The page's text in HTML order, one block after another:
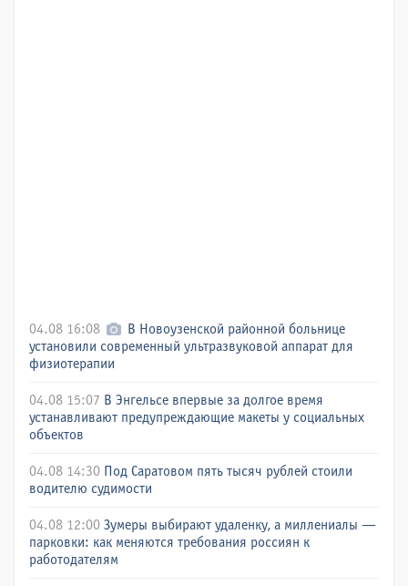
04.08 16:08
В Новоузенской районной больнице
установили современный ультразвуковой аппарат для
физиотерапии
04.08 15:07 В Энгельсе впервые за долгое время
устанавливают предупреждающие макеты у социальных
объектов
04.08 14:30 Под Саратовом пять тысяч рублей стоили
водителю судимости
04.08 12:00 Зумеры выбирают удаленку, а миллениалы —
парковки: как меняются требования россиян к
работодателям